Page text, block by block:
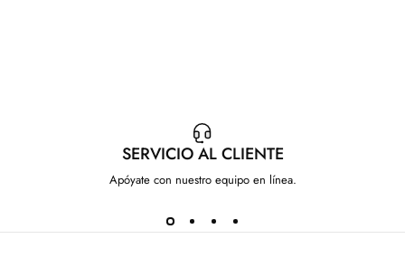
SERVICIO AL CLIENTE
Apóyate con nuestro equipo en línea.